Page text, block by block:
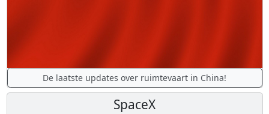
De laatste updates over ruimtevaart in China!
SpaceX